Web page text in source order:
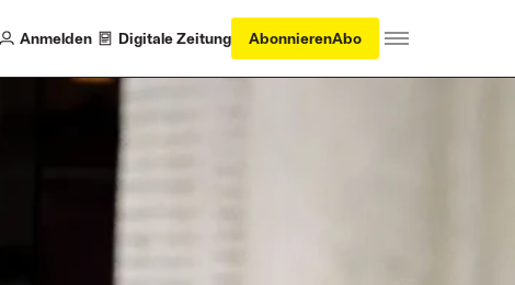
Anmelden Digitale Zeitung AbonnierenAbo